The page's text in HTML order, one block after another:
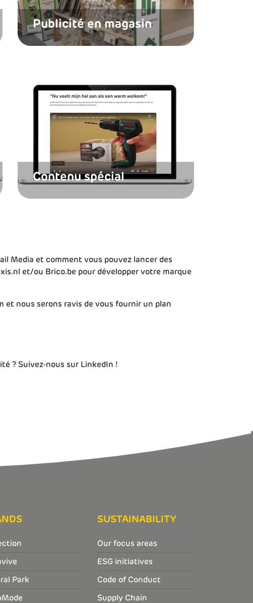
Publicité en magasin
Contenu spécial
Media et comment vous pouvez lancer des
et/ou Brico.be pour développer votre marque
et nous serons ravis de vous fournir un plan
? Suivez-nous sur LinkedIn !
Park
SUSTAINABILITY
Our focus areas
ESG initiatives
Code of Conduct
Supply Chain